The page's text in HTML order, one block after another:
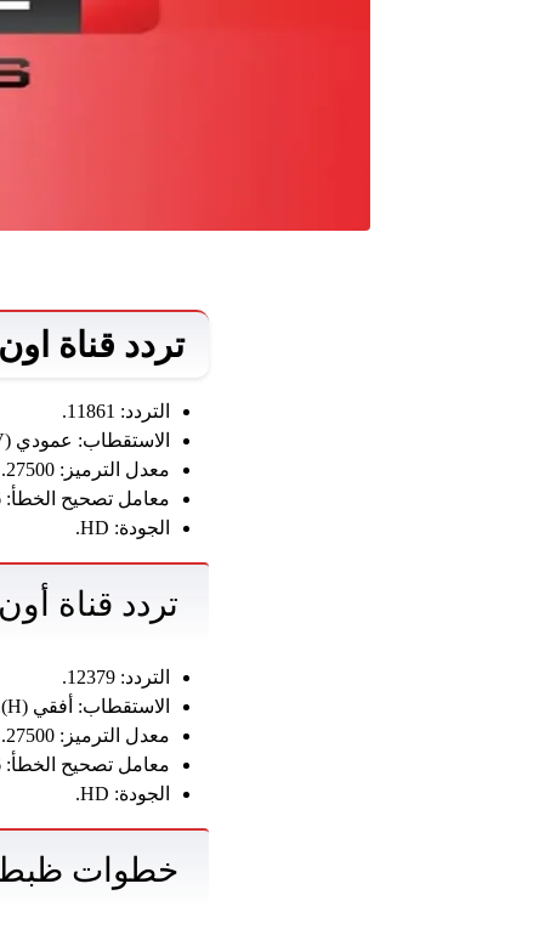
تردد قناة اون تايم
التردد: 11861.
الاستقطاب: عمودي (V).
معدل الترميز: 27500.
معامل تصحيح الخطأ: 5/6.
الجودة: HD.
تردد قناة أون تايم
التردد: 12379.
الاستقطاب: أفقي (H).
معدل الترميز: 27500.
معامل تصحيح الخطأ: 5/6.
الجودة: HD.
خطوات ظبط